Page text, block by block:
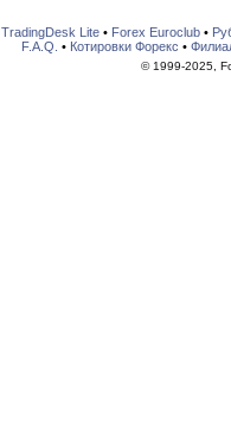
TradingDesk Lite• Forex Euroclub•
F.A.Q. • Котировки Форекс •
© 1999-2025,